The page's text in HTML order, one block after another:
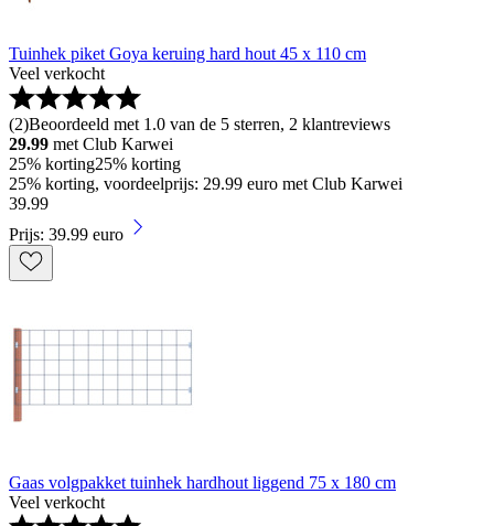
Tuinhek piket Goya keruing hard hout 45 x 110 cm
Veel verkocht
(2)Beoordeeld met 1.0 van de 5 sterren, 2 klantreviews
29.99 met Club Karwei
25% korting25% korting
25% korting, voordeelprijs: 29.99 euro met Club Karwei
39.99
Prijs: 39.99 euro
Gaas volgpakket tuinhek hardhout liggend 75 x 180 cm
Veel verkocht